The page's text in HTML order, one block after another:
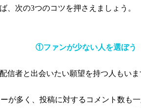
、次の3つのコツを押さえましょう。
①ファンが少ない人を選ぼう
信者と出会いたい願望を持つ人もい
が多く、投稿に対するコメント数も一